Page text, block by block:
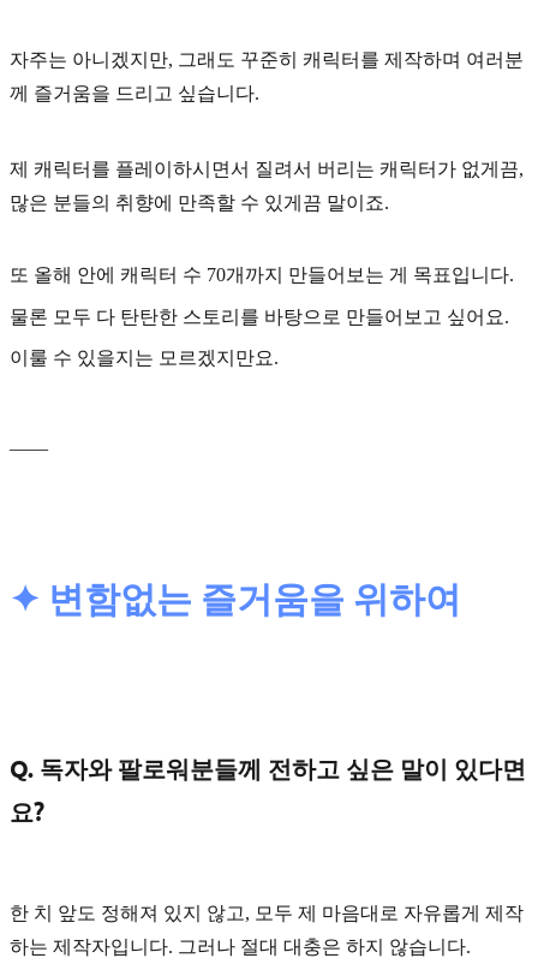
자주는 아니겠지만, 그래도 꾸준히 캐릭터를 제작하며 여러분
께 즐거움을 드리고 싶습니다.
제 캐릭터를 플레이하시면서 질려서 버리는 캐릭터가 없게끔,
많은 분들의 취향에 만족할 수 있게끔 말이죠.
또 올해 안에 캐릭터 수 70개 까지 만들어보는 게 목표입니다.
물론 모두 다 탄탄한 스토리 를 바탕으로 만들어보고 싶어요.
이룰 수 있을지는 모르겠지만요.
✦ 변함없는 즐거움을 위하여
Q. 독자와 팔로워분들께 전하고 싶은 말이 있다면
요?
한 치 앞도 정해져 있지 않고, 모두 제 마음대로 자유롭게 제작
하는 제작자입니다. 그러나 절대 대충은 하지 않습니다.